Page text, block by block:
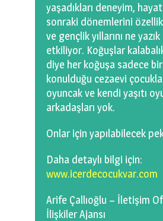
yaşadıkları deneyim,
sonraki dönemlerini
ve gençlik yıllarını ne
etkiliyor. Koğuşlar
diye her koğuşa sadece
konulduğu cezaevi
oyuncak ve kendi yaşıtı
arkadaşları yok.
Onlar için yapılabilecek
Daha detaylı bilgi için:
www.icerdecocukvar.com
Arife Çallıoğlu – İletişim
İlişkiler Ajansı